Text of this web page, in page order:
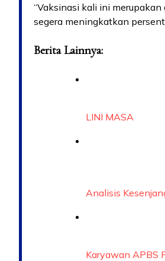
“Vaksinasi kali ini
segera meningkatkan
Berita Lainnya:
LINI MASA
Analisis
Karyawan APBS